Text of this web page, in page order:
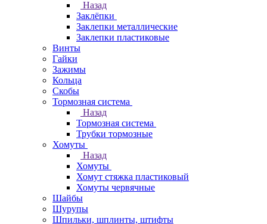
Назад
Заклёпки
Заклепки металлические
Заклепки пластиковые
Винты
Гайки
Зажимы
Кольца
Скобы
Тормозная система
Назад
Тормозная система
Трубки тормозные
Хомуты
Назад
Хомуты
Хомут стяжка пластиковый
Хомуты червячные
Шайбы
Шурупы
Шпильки, шплинты, штифты